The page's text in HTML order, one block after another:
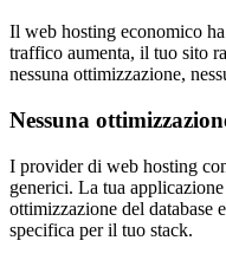
Il web hosting economico
traffico aumenta, il tuo sito
nessuna ottimizzazione,
Nessuna
I provider di web hosting
generici. La tua
ottimizzazione del database
specifica per il tuo stack.